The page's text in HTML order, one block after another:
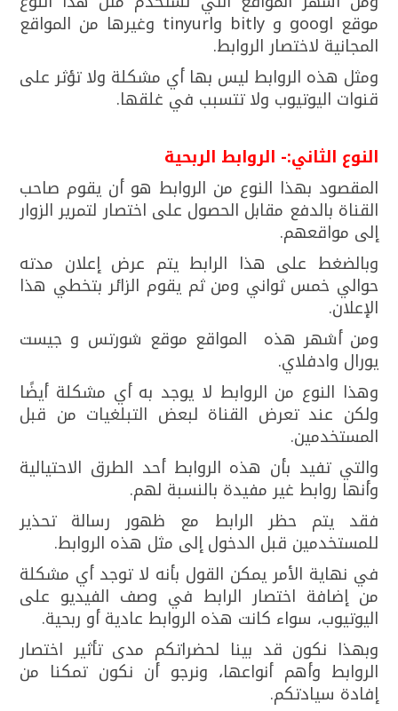
موقع googl و bitly وtinyurl وغيرها من المواقع
المجانية لاختصار الروابط.
ومثل هذه الروابط ليس بها أي مشكلة ولا تؤثر على
قنوات اليوتيوب ولا تتسبب في غلقها.
النوع الثاني:- الروابط الربحية
المقصود بهذا النوع من الروابط هو أن يقوم صاحب
القناة بالدفع مقابل الحصول على اختصار لتمرير الزوار
إلى مواقعهم.
وبالضغط على هذا الرابط يتم عرض إعلان مدته
حوالي خمس ثواني ومن ثم يقوم الزائر بتخطي هذا
الإعلان.
ومن أشهر هذه المواقع موقع شورتس و جيست
يورال وادفلاي.
وهذا النوع من الروابط لا يوجد به أي مشكلة أيضًا
ولكن عند تعرض القناة لبعض التبلغيات من قبل
المستخدمين.
والتي تفيد بأن هذه الروابط أحد الطرق الاحتيالية
وأنها روابط غير مفيدة بالنسبة لهم.
فقد يتم حظر الرابط مع ظهور رسالة تحذير
للمستخدمين قبل الدخول إلى مثل هذه الروابط.
في نهاية الأمر يمكن القول بأنه لا توجد أي مشكلة
من إضافة اختصار الرابط في وصف الفيديو على
اليوتيوب، سواء كانت هذه الروابط عادية أو ربحية.
وبهذا نكون قد بينا لحضراتكم مدى تأثير اختصار
الروابط وأهم أنواعها، ونرجو أن نكون تمكنا من
إفادة سيادتكم.